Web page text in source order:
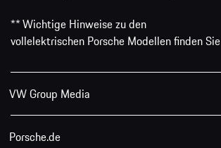
** Wichtige Hinweise zu den
vollelektrischen Porsche Modellen finden Sie
VW Group Media
Porsche.de